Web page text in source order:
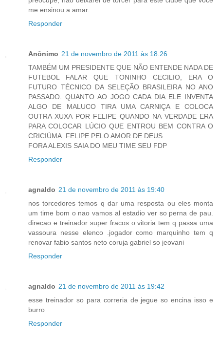
me ensinou a amar.
Responder
Anônimo 21 de novembro de 2011 às 18:26
TAMBÉM UM PRESIDENTE QUE NÃO ENTENDE NADA DE
FUTEBOL FALAR QUE TONINHO CECILIO, ERA O
FUTURO TÉCNICO DA SELEÇÃO BRASILEIRA NO ANO
PASSADO. QUANTO AO JOGO CADA DIA ELE INVENTA
ALGO DE MALUCO TIRA UMA CARNIÇA E COLOCA
OUTRA XUXA POR FELIPE QUANDO NA VERDADE ERA
PARA COLOCAR LÚCIO QUE ENTROU BEM CONTRA O
CRICIÚMA. FELIPE PELO AMOR DE DEUS
FORA ALEXIS SAIA DO MEU TIME SEU FDP
Responder
agnaldo 21 de novembro de 2011 às 19:40
nos torcedores temos q dar uma resposta ou eles monta
um time bom o nao vamos al estadio ver so perna de pau.
direcao e treinador super fracos o vitoria tem q passa uma
vassoura nesse elenco .jogador como marquinho tem q
renovar fabio santos neto coruja gabriel so jeovani
Responder
agnaldo 21 de novembro de 2011 às 19:42
esse treinador so para correria de jegue so encina isso e
burro
Responder